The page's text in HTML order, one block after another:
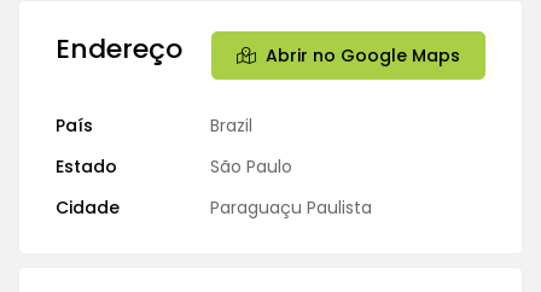
Endereço Abrir no Google Maps
País
Brazil
Estado
São Paulo
Cidade
Paraguaçu Paulista